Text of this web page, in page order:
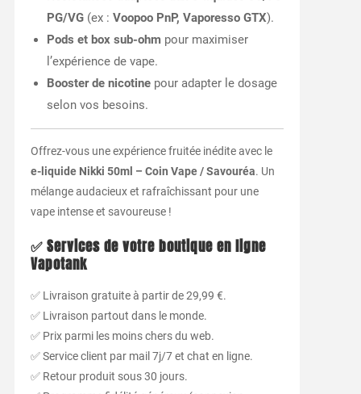
PG/VG(ex : Voopoo PnP, Vaporesso GTX).
Pods et box sub-ohmpour maximiser
l’expérience de vape.
Booster de nicotinepour adapter le dosage
selon vos besoins.
Offrez-vous une expérience fruitée inédite avec le
e-liquide Nikki 50ml – Coin Vape / Savouréa. Un
mélange audacieux et rafraîchissant pour une
vape intense et savoureuse !
✅ Services de votre boutique en ligne
Vapotank
✅ Livraison gratuite à partir de 29,99 €.
✅ Livraison partout dans le monde.
✅ Prix parmi les moins chers du web.
✅ Service client par mail 7j/7 et chat en ligne.
✅ Retour produit sous 30 jours.